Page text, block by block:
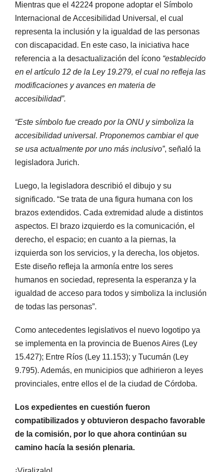
Mientras que el 42224 propone adoptar el Símbolo
Internacional de Accesibilidad Universal, el cual
representa la inclusión y la igualdad de las personas
con discapacidad. En este caso, la iniciativa hace
referencia a la desactualización del ícono “establecido
en el artículo 12 de la Ley 19.279, el cual no refleja las
modificaciones y avances en materia de
accesibilidad”.
“Este símbolo fue creado por la ONU y simboliza la
accesibilidad universal. Proponemos cambiar el que
se usa actualmente por uno más inclusivo”, señaló la
legisladora Jurich.
Luego, la legisladora describió el dibujo y su
significado. “Se trata de una figura humana con los
brazos extendidos. Cada extremidad alude a distintos
aspectos. El brazo izquierdo es la comunicación, el
derecho, el espacio; en cuanto a la piernas, la
izquierda son los servicios, y la derecha, los objetos.
Este diseño refleja la armonía entre los seres
humanos en sociedad, representa la esperanza y la
igualdad de acceso para todos y simboliza la inclusión
de todas las personas”.
Como antecedentes legislativos el nuevo logotipo ya
se implementa en la provincia de Buenos Aires (Ley
15.427); Entre Ríos (Ley 11.153); y Tucumán (Ley
9.795). Además, en municipios que adhirieron a leyes
provinciales, entre ellos el de la ciudad de Córdoba.
Los expedientes en cuestión fueron
compatibilizados y obtuvieron despacho favorable
de la comisión, por lo que ahora continúan su
camino hacía la sesión plenaria.